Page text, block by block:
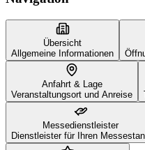
Übersicht
Allgemeine Informationen
Anfahrt & Lage
Veranstaltungsort und Anreise
Messedienstleister
Dienstleister für Ihren